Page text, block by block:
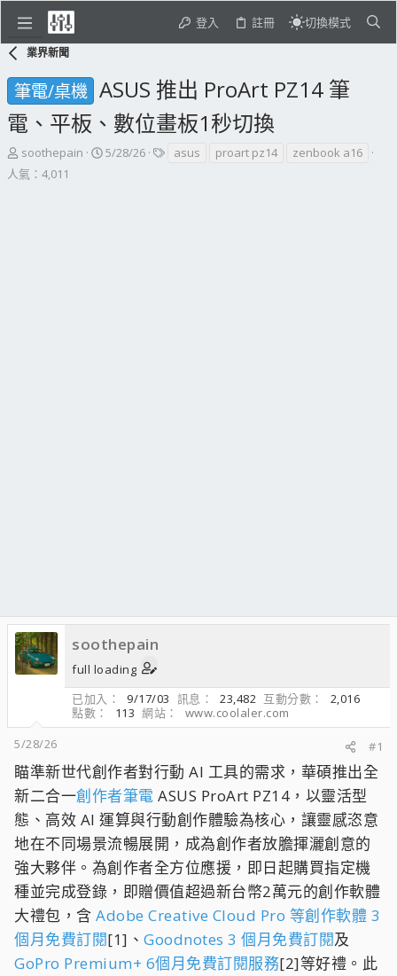
登入 註冊 切換模式
業界新聞
筆電/桌機 ASUS 推出 ProArt PZ14 筆
電、平板、數位畫板1秒切換
主
題
soothepain
開
5/28/26
標asus proart pz14
zenbook a16
人氣：4,011
soothepain
full loading
已加入
9/17/03 訊息 23,482 互動分數
2,016
點數
113 網站
www.coolaler.com
5/28/26
#1
瞄準新世代創作者對行動 AI 工具的需求，華碩推出全
新二合一創作者筆電 ASUS ProArt PZ14，以靈活型
態、高效 AI 運算與行動創作體驗為核心，讓靈感恣意
地在不同場景流暢展開，成為創作者放膽揮灑創意的
強大夥伴。為創作者全方位應援，即日起購買指定機
種並完成登錄，即贈價值超過新台幣2萬元的創作軟體
大禮包，含 Adobe Creative Cloud Pro 等創作軟體 3
個月免費訂閱[1]、 Goodnotes 3 個月免費訂閱及
GoPro Premium+ 6個月免費訂閱服務[2]等好禮。此